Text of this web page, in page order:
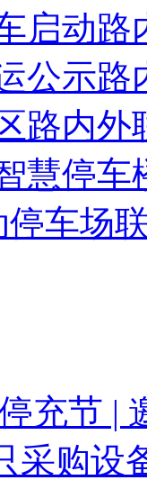
启动路
公示路
路内外
慧停车
车场
充节 |
采购设